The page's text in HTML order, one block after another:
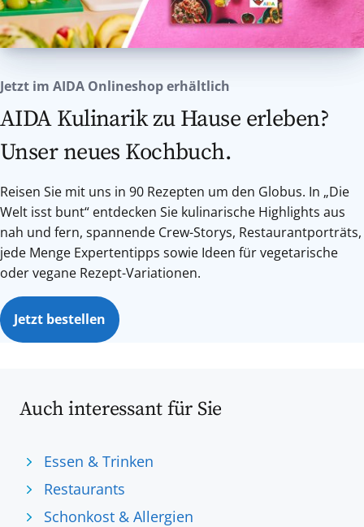
Jetzt im AIDA Onlineshop erhältlich
AIDA Kulinarik zu Hause erleben?
Unser neues Kochbuch.
Reisen Sie mit uns in 90 Rezepten um den Globus. In „Die
Welt isst bunt“ entdecken Sie kulinarische Highlights aus
nah und fern, spannende Crew-Storys, Restaurantporträts,
jede Menge Expertentipps sowie Ideen für vegetarische
oder vegane Rezept-Variationen.
Jetzt bestellen
Auch interessant für Sie
Essen & Trinken
Restaurants
Schonkost & Allergien